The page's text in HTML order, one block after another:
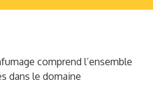
comprend l’ensemble
dans le domaine